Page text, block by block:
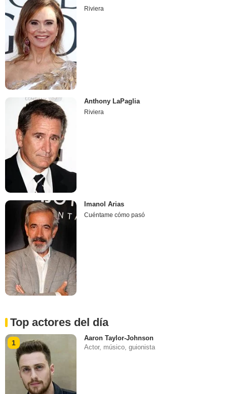
Riviera
Anthony LaPaglia
Riviera
Imanol Arias
Cuéntame cómo pasó
Top actores del día
1
Aaron Taylor-Johnson
Actor, músico, guionista